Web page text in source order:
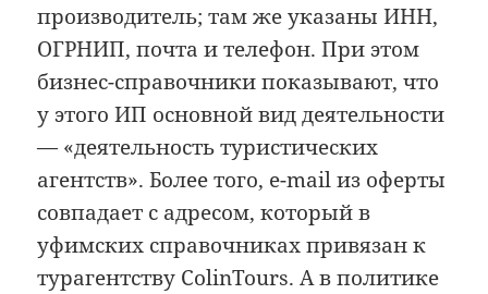
производитель; там же указаны ИНН,
ОГРНИП, почта и телефон. При этом
бизнес-справочники показывают, что
у этого ИП основной вид деятельности
— «деятельность туристических
агентств». Более того, e-mail из оферты
совпадает с адресом, который в
уфимских справочниках привязан к
турагентству ColinTours. А в политике